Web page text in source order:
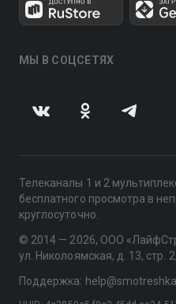
МЫ В СОЦСЕТЯХ
Телеканалы 1 и 2
бесплатного просмотра в
круглосуточно.
© 2014 — 2026, ООО
ул. Николоямская, д. 13, стр.
Поддержка: